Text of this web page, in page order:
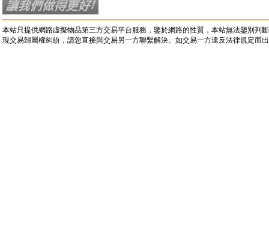
本站只提供網路虛擬物品第三方交易平台服務，鑒於網路的性質，本站無法鑒別
現交易歸屬權糾紛，請您直接與交易另一方聯繫解決。如交易一方違反法律規定